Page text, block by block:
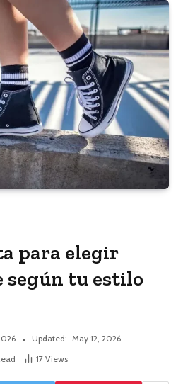
para elegir
según tu estilo
Updated: May 12, 2026
17 Views